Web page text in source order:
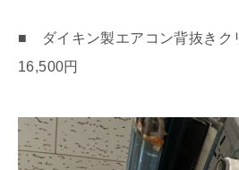
■ ダイキン製エアコン背抜き
16,500円